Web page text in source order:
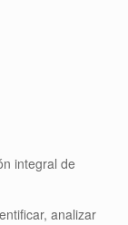
integral de
analizar